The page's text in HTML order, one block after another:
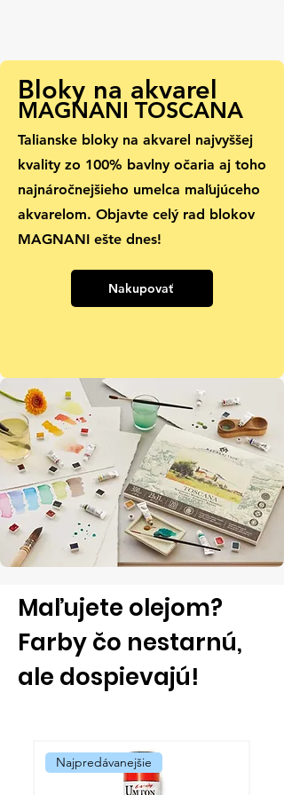
Bloky na akvarel
MAGNANI TOSCANA
Talianske bloky na akvarel najvyššej
kvality zo 100% bavlny očaria aj toho
najnáročnejšieho umelca maľujúceho
akvarelom. Objavte celý rad blokov
MAGNANI ešte dnes!
Nakupovať
Maľujete olejom?
Farby čo nestarnú,
ale dospievajú!
Najpredávanejšie